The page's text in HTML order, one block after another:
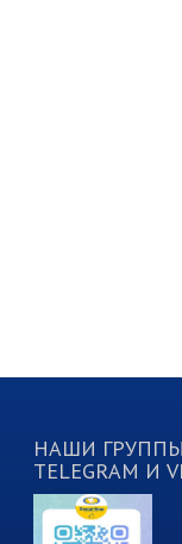
НАШИ
TELEGRAM И